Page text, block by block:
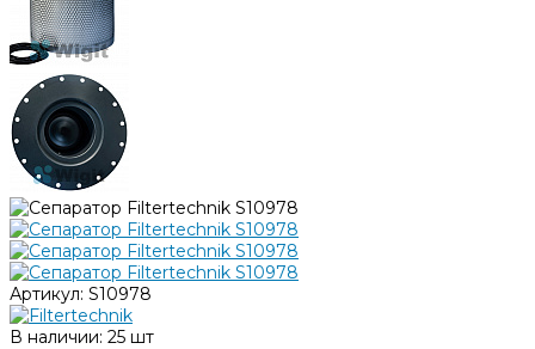
Артикул: S10978
В наличии: 25 шт